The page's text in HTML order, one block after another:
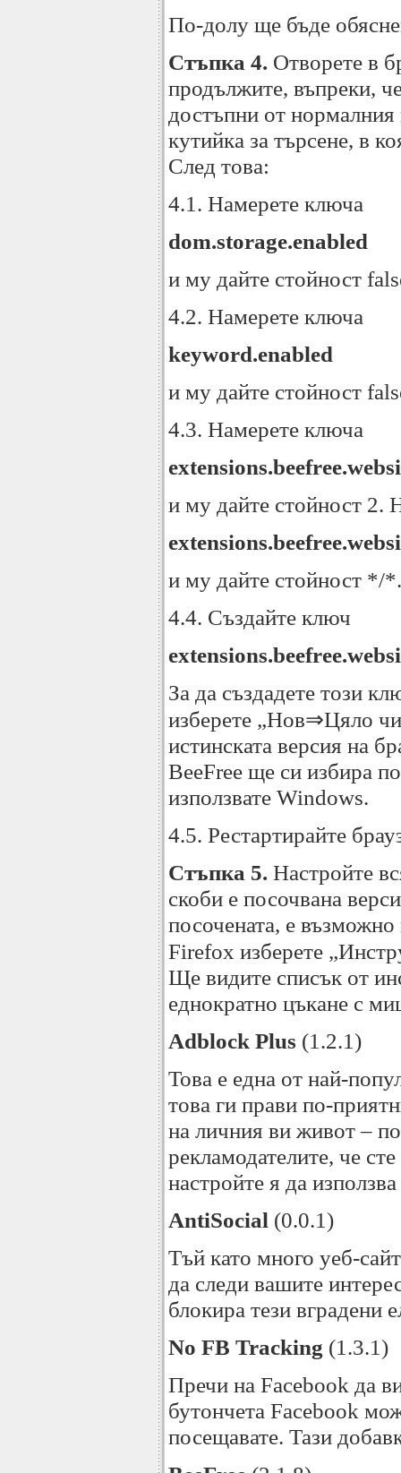
По-долу ще бъде
Стъпка 4. Отворете в
продължите, въпреки,
достъпни от нормалния
кутийка за търсене, в
След това:
4.1. Намерете ключа
dom.storage.enabled
и му дайте стойност
4.2. Намерете ключа
keyword.enabled
и му дайте стойност
4.3. Намерете ключа
и му дайте стойност 2.
и му дайте стойност */
4.4. Създайте ключ
За да създадете този
изберете „Нов⇒Цяло
истинската версия на
BeeFree ще си избира
използвате Windows.
4.5. Рестартирайте
Стъпка 5. Настройте
скоби е посочвана
посочената, е
Firefox изберете
Ще видите списък от
еднократно цъкане с
Adblock Plus (1.2.1)
Това е една от най-
това ги прави по-
на личния ви живот –
рекламодателите, че
настройте я да
AntiSocial (0.0.1)
Тъй като много уеб-
да следи вашите
блокира тези вградени
No FB Tracking (1.3.1)
Пречи на Facebook да
бутончета Facebook
посещавате. Тази